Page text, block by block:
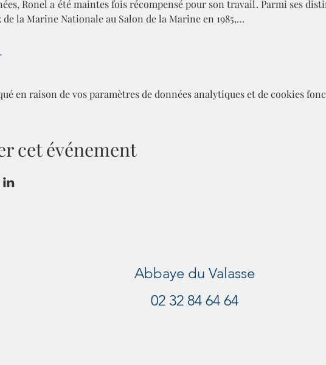
Ronel a été maintes fois récompensé pour son travail. Parmi ses
la Marine Nationale au Salon de la Marine en 1985,…
en raison de vos paramètres de données analytiques et de cookies
cet événement
Abbaye du Valasse
02 32 84 64 64